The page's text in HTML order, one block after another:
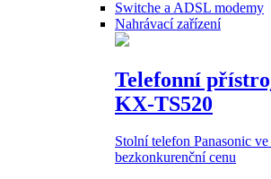
Switche a ADSL modemy
Nahrávací zařízení
Telefonní
KX-TS520
Stolní telefon Panasonic
bezkonkurenční cenu